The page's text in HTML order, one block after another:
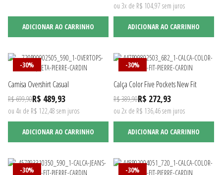
ADICIONAR AO CARRINHO
ou 3x de R$ 104,97 sem juros
ADICIONAR AO CARRINHO
-30%
Camisa Overshirt Casual
R$ 699,90R$ 489,93
ou 4x de R$ 122,48 sem juros
ADICIONAR AO CARRINHO
-30%
Calça Color Five Pockets New Fit
R$ 389,90R$ 272,93
ou 2x de R$ 136,46 sem juros
ADICIONAR AO CARRINHO
-30% -30%